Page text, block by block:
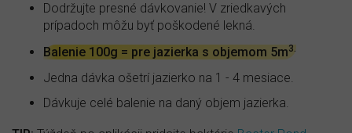
Dodržujte presné dávkovanie! V zriedkavých
prípadoch môžu byť poškodené lekná.
Balenie 100g = pre jazierka s objemom 5m3.
Jedna dávka ošetrí jazierko na 1 - 4 mesiace.
Dávkuje celé balenie na daný objem jazierka.